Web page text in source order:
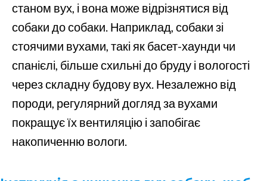
станом вух, і вона може відрізнятися від
собаки до собаки. Наприклад, собаки зі
стоячими вухами, такі як басет-хаунди чи
спанієлі, більше схильні до бруду і вологості
через складну будову вух. Незалежно від
породи, регулярний догляд за вухами
покращує їх вентиляцію і запобігає
накопиченню вологи.